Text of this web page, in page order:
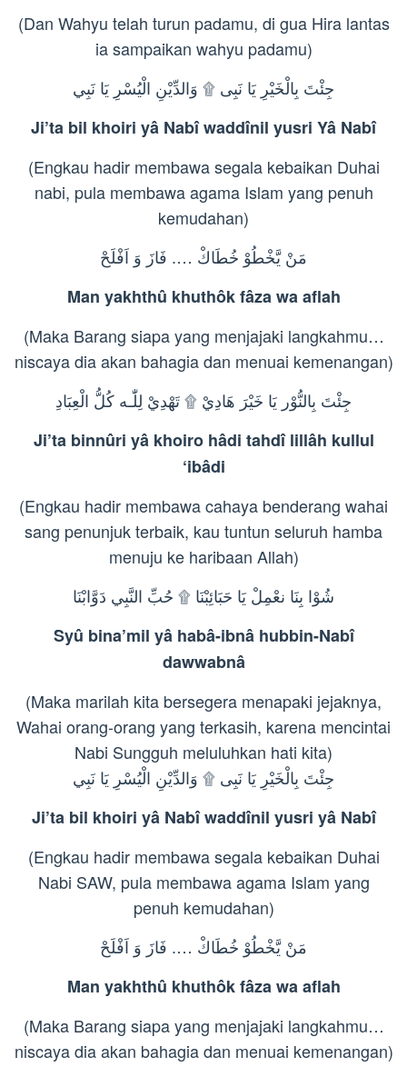
(Dan Wahyu telah turun padamu, di gua Hira lantas
ia sampaikan wahyu padamu)
جِئْتَ بِالْخَيْرِ يَا نَبِی ۩ وَالدِّيْنِ الْيُسْرِ يَا نَبِي
Ji’ta bil khoiri yâ Nabî waddînil yusri Yâ Nabî
(Engkau hadir membawa segala kebaikan Duhai
nabi, pula membawa agama Islam yang penuh
kemudahan)
مَنْ يَّخْطُوْ خُطَاكْ …. فَازَ وَ اَفْلَحْ
Man yakhthû khuthôk fâza wa aflah
(Maka Barang siapa yang menjajaki langkahmu…
niscaya dia akan bahagia dan menuai kemenangan)
جِئْتَ بِالنُّوْر يَا خَيْرَ هَادِيْ ۩ تَهْدِيْ لِلّٰـه كُلُّ الْعِبَادِ
Ji’ta binnûri yâ khoiro hâdi tahdî lillâh kullul
‘ibâdi
(Engkau hadir membawa cahaya benderang wahai
sang penunjuk terbaik, kau tuntun seluruh hamba
menuju ke haribaan Allah)
شُوْا بِنَا نعْمِلْ يَا حَبَائِبْنَا ۩ حُبِّ النَّبِي دَوَّابْنَا
Syû bina’mil yâ habâ-ibnâ hubbin-Nabî
dawwabnâ
(Maka marilah kita bersegera menapaki jejaknya,
Wahai orang-orang yang terkasih, karena mencintai
Nabi Sungguh meluluhkan hati kita)
جِئْتَ بِالْخَيْرِ يَا نَبِی ۩ وَالدِّيْنِ الْيُسْرِ يَا نَبِي
Ji’ta bil khoiri yâ Nabî waddînil yusri yâ Nabî
(Engkau hadir membawa segala kebaikan Duhai
Nabi SAW, pula membawa agama Islam yang
penuh kemudahan)
مَنْ يَّخْطُوْ خُطَاكْ …. فَازَ وَ اَفْلَحْ
Man yakhthû khuthôk fâza wa aflah
(Maka Barang siapa yang menjajaki langkahmu…
niscaya dia akan bahagia dan menuai kemenangan)